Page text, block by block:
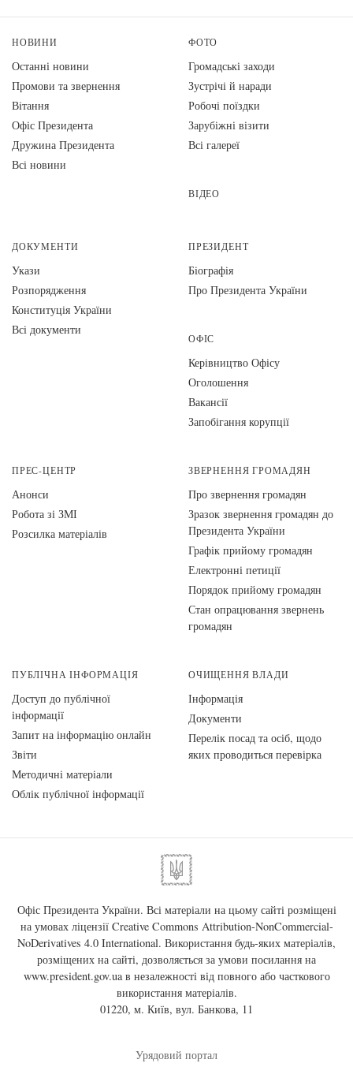
НОВИНИ
Останні новини
Промови та звернення
Вiтання
Офіс Президента
Дружина Президента
Всі новини
ФОТО
Громадські заходи
Зустрічі й наради
Робочі поїздки
Зарубіжні візити
Всі галереї
ВІДЕО
ДОКУМЕНТИ
Укази
Розпорядження
Конституція України
Всі документи
ПРЕЗИДЕНТ
Біографія
Про Президента України
ОФІС
Керівництво Офісу
Оголошення
Вакансії
Запобігання корупції
ПРЕС-ЦЕНТР
Анонси
Робота зі ЗМІ
Розсилка матеріалів
ЗВЕРНЕННЯ ГРОМАДЯН
Про звернення громадян
Зразок звернення громадян до
Президента України
Графік прийому громадян
Електронні петиції
Порядок прийому громадян
Стан опрацювання звернень
громадян
ПУБЛІЧНА ІНФОРМАЦІЯ
Доступ до публічної
інформації
Запит на інформацію онлайн
Звіти
Методичні матеріали
Облік публічної інформації
ОЧИЩЕННЯ ВЛАДИ
Інформація
Документи
Перелік посад та осіб, щодо
яких проводиться перевірка
Офіс Президента України. Всі матеріали на цьому сайті розміщені
на умовах ліцензії Creative Commons Attribution-NonCommercial-
NoDerivatives 4.0 International. Використання будь-яких матеріалів,
розміщених на сайті, дозволяється за умови посилання на
www.president.gov.uaв незалежності від повного або часткового
використання матеріалів.
01220, м. Київ, вул. Банкова, 11
Урядовий портал